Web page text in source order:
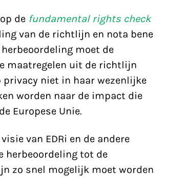
de fundamental rights check
van de richtlijn en nota bene
moet de
maatregelen uit de richtlijn
privacy niet in haar wezenlijke
worden naar de impact die
Europese Unie.
van EDRi en de andere
herbeoordeling tot de
zo snel mogelijk moet worden